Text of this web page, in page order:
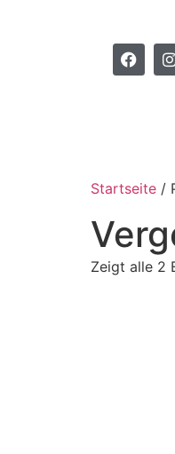
Startseite /
Zeigt alle 2